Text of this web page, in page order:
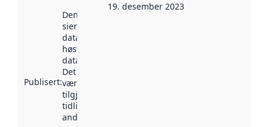
Publisert:
Denne datoen
sier når
datasettet ble
høstet av
data.norge.no.
Det kan ha
vært
tilgjengelig
tidligere
andre steder.
19. desember 2023